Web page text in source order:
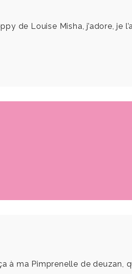
de Louise Misha, j’adore,
à ma Pimprenelle de deuzan,